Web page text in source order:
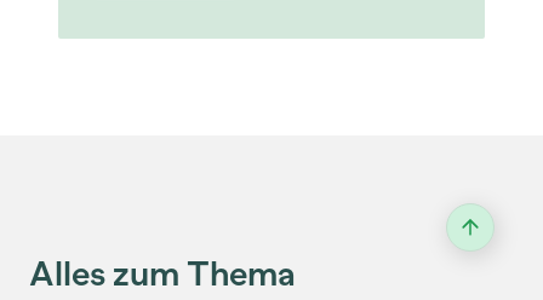
Alles zum Thema